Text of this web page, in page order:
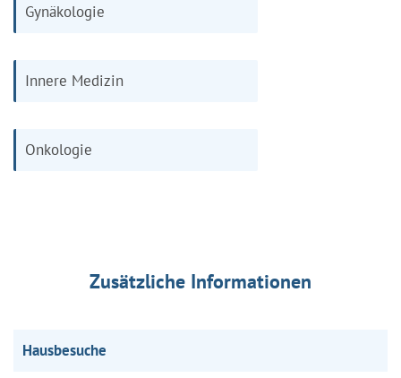
Gynäkologie
Innere Medizin
Onkologie
Zusätzliche Informationen
Hausbesuche